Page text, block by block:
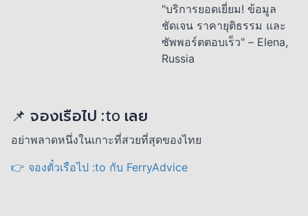
"บริการยอดเยี่ยม! ข้อมูล
ชัดเจน ราคายุติธรรม และ
ซัพพอร์ตตอบเร็ว" – Elena,
Russia
📌 จองเรือไป :to เลย
อย่าพลาดหนึ่งในเกาะที่สวยที่สุดของไทย
👉 จองตั๋วเรือไป :to กับ FerryAdvice